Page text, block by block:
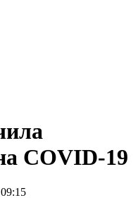
COVID-19